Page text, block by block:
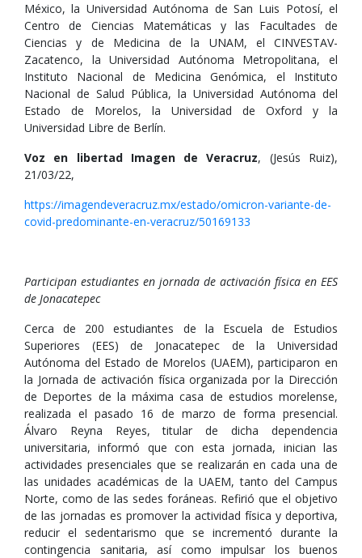
México, la Universidad Autónoma de San Luis Potosí, el
Centro de Ciencias Matemáticas y las Facultades de
Ciencias y de Medicina de la UNAM, el CINVESTAV-
Zacatenco, la Universidad Autónoma Metropolitana, el
Instituto Nacional de Medicina Genómica, el Instituto
Nacional de Salud Pública, la Universidad Autónoma del
Estado de Morelos, la Universidad de Oxford y la
Universidad Libre de Berlín.
Voz en libertad Imagen de Veracruz, (Jesús Ruiz),
21/03/22,
https://imagendeveracruz.mx/estado/omicron-variante-de-
covid-predominante-en-veracruz/50169133
Participan estudiantes en jornada de activación física en EES
de Jonacatepec
Cerca de 200 estudiantes de la Escuela de Estudios
Superiores (EES) de Jonacatepec de la Universidad
Autónoma del Estado de Morelos (UAEM), participaron en
la Jornada de activación física organizada por la Dirección
de Deportes de la máxima casa de estudios morelense,
realizada el pasado 16 de marzo de forma presencial.
Álvaro Reyna Reyes, titular de dicha dependencia
universitaria, informó que con esta jornada, inician las
actividades presenciales que se realizarán en cada una de
las unidades académicas de la UAEM, tanto del Campus
Norte, como de las sedes foráneas. Refirió que el objetivo
de las jornadas es promover la actividad física y deportiva,
reducir el sedentarismo que se incrementó durante la
contingencia sanitaria, así como impulsar los buenos